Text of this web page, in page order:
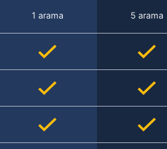
1 arama 5 arama